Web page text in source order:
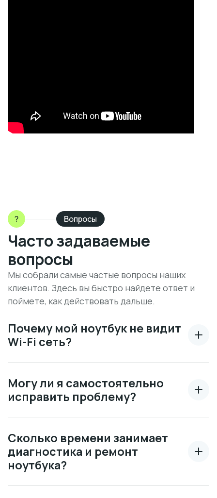
? Вопросы
Часто задаваемые
вопросы
Мы собрали самые частые вопросы наших
клиентов. Здесь вы быстро найдете ответ и
поймете, как действовать дальше.
Почему мой ноутбук не видит
Wi-Fi сеть?
Могу ли я самостоятельно
исправить проблему?
Сколько времени занимает
диагностика и ремонт
ноутбука?